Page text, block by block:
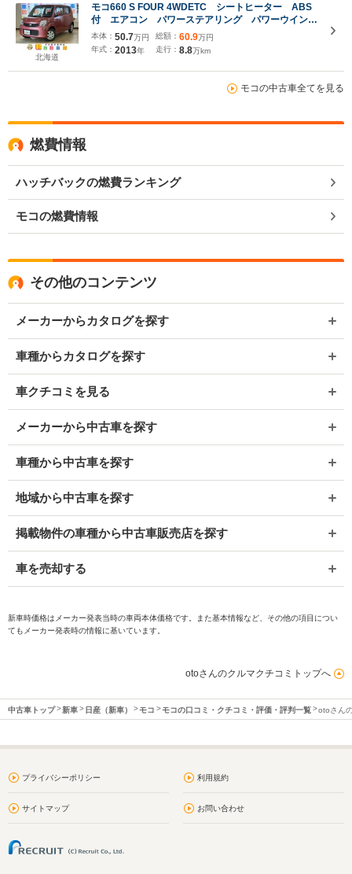
北海道
モコ660 S FOUR 4WDETC シートヒーター ABS
付 エアコン パワーステアリング パワーウインド
ウ Wエアバッグ
本体： 50.7万円
年式： 2013年
総額： 60.9万円
走行： 8.8万km
モコの中古車全てを見る
燃費情報
ハッチバックの燃費ランキング
モコの燃費情報
その他のコンテンツ
メーカーからカタログを探す
車種からカタログを探す
車クチコミを見る
メーカーから中古車を探す
車種から中古車を探す
地域から中古車を探す
掲載物件の車種から中古車販売店を探す
車を売却する
新車時価格はメーカー発表当時の車両本体価格です。また基本情報など、その他の項目につい
てもメーカー発表時の情報に基いています。
otoさんのクルマクチコミトップへ
中古車トップ 新車 日産（新車） モコ モコの口コミ・クチコミ・評価・評判一覧 otoさん
プライバシーポリシー 利用規約
サイトマップ お問い合わせ